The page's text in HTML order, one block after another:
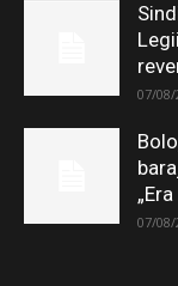
07/08/
07/08/